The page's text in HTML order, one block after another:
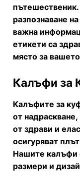
разпознаване
важна
етикети са
място за
Калъфи за
Калъфите за
от
от здрави и
осигуряват
Нашите калъфи
размери и